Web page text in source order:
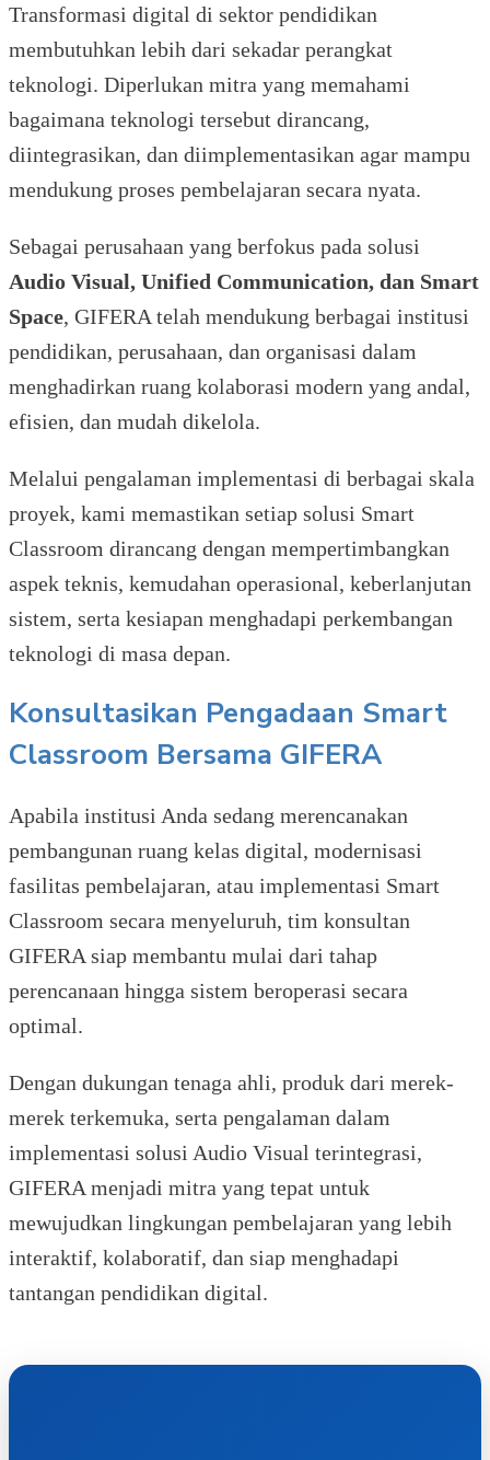
Transformasi digital di sektor pendidikan
membutuhkan lebih dari sekadar perangkat
teknologi. Diperlukan mitra yang memahami
bagaimana teknologi tersebut dirancang,
diintegrasikan, dan diimplementasikan agar mampu
mendukung proses pembelajaran secara nyata.
Sebagai perusahaan yang berfokus pada solusi
Audio Visual, Unified Communication, dan Smart
Space, GIFERA telah mendukung berbagai institusi
pendidikan, perusahaan, dan organisasi dalam
menghadirkan ruang kolaborasi modern yang andal,
efisien, dan mudah dikelola.
Melalui pengalaman implementasi di berbagai skala
proyek, kami memastikan setiap solusi Smart
Classroom dirancang dengan mempertimbangkan
aspek teknis, kemudahan operasional, keberlanjutan
sistem, serta kesiapan menghadapi perkembangan
teknologi di masa depan.
Konsultasikan Pengadaan Smart
Classroom Bersama GIFERA
Apabila institusi Anda sedang merencanakan
pembangunan ruang kelas digital, modernisasi
fasilitas pembelajaran, atau implementasi Smart
Classroom secara menyeluruh, tim konsultan
GIFERA siap membantu mulai dari tahap
perencanaan hingga sistem beroperasi secara
optimal.
Dengan dukungan tenaga ahli, produk dari merek-
merek terkemuka, serta pengalaman dalam
implementasi solusi Audio Visual terintegrasi,
GIFERA menjadi mitra yang tepat untuk
mewujudkan lingkungan pembelajaran yang lebih
interaktif, kolaboratif, dan siap menghadapi
tantangan pendidikan digital.